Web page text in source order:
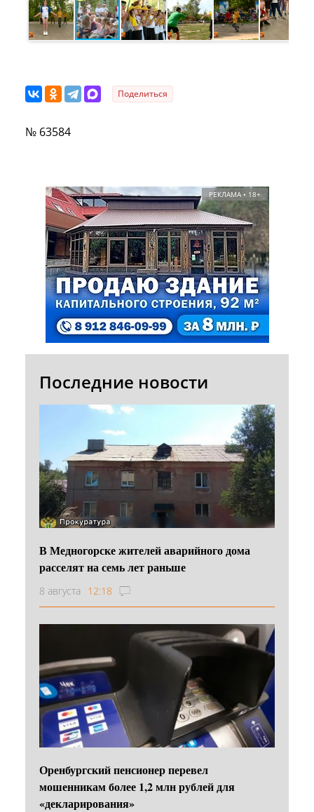
Поделиться
№ 63584
РЕКЛАМА • 18+
Последние новости
В Медногорске жителей аварийного дома
расселят на семь лет раньше
8 августа 12:18
Оренбургский пенсионер перевел
мошенникам более 1,2 млн рублей для
«декларирования»